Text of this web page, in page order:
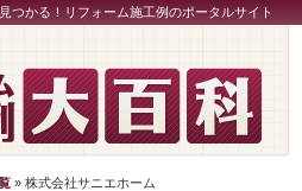
つかる！リフォーム施工例のポータルサイト
» 株式会社サニエホーム